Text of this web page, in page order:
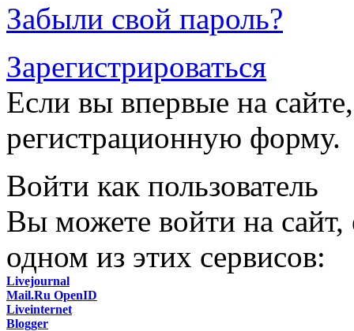
Забыли свой пароль?
Зарегистрироваться
Если вы впервые на
регистрационную форму.
Войти как пользователь
Вы можете войти на сайт,
одном из этих сервисов:
Livejournal
Mail.Ru OpenID
Liveinternet
Blogger